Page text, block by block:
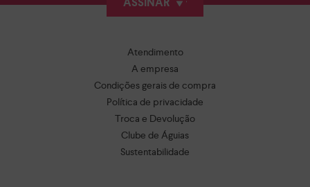
ASSINAR
Atendimento
A empresa
Condições gerais de compra
Política de privacidade
Troca e Devolução
Clube de Águias
Sustentabilidade